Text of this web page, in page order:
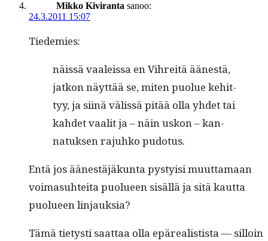
Mikko Kiviranta sanoo:
24.3.2011 15:07
Tiedemies:
näis­sä vaaleis­sa en Vihre­itä äänestä,
jatkon näyt­tää se, miten puolue kehit­
tyy, ja siinä välis­sä pitää olla yhdet tai
kahdet vaalit ja – näin uskon – kan­
natuk­sen rajuhko pudotus.
Entä jos äänestäjäkun­ta pysty­isi muut­ta­maan
voima­suhtei­ta puolueen sisäl­lä ja sitä kaut­ta
puolueen linjauksia?
Tämä tietysti saat­taa olla epäre­al­is­tista — sil­loin